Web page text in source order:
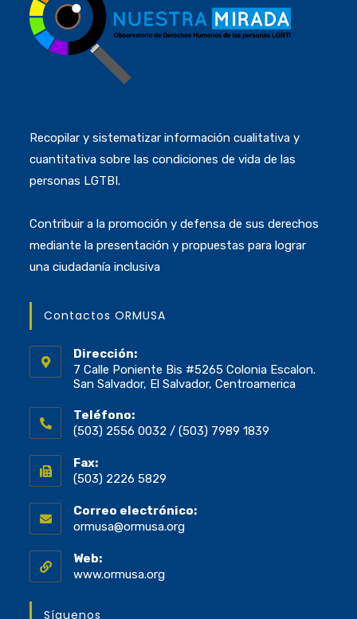
Recopilar y sistematizar información cualitativa y
cuantitativa sobre las condiciones de vida de las
personas LGTBI.
Contribuir a la promoción y defensa de sus derechos
mediante la presentación y propuestas para lograr
una ciudadanía inclusiva
Contactos ORMUSA
Dirección:
7 Calle Poniente Bis #5265 Colonia Escalon.
San Salvador, El Salvador, Centroamerica
Teléfono:
(503) 2556 0032 / (503) 7989 1839
Fax:
(503) 2226 5829
Correo electrónico:
ormusa@ormusa.org
Web:
www.ormusa.org
Síguenos